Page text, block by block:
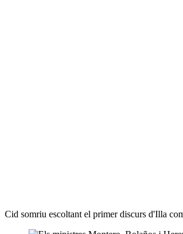
Cid somriu escoltant el primer discurs d'Illa